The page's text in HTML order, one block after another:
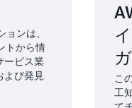
ンは、
トから情
ービス業
よび発見
こ
工